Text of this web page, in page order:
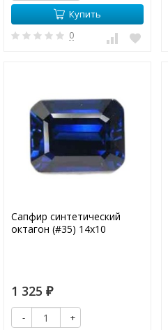
Купить
0
Сапфир синтетический
октагон (#35) 14х10
1 325 ₽
-
+